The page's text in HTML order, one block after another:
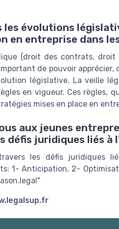
les évolutions
en entreprise dans
(droit des contrats,
de pouvoir
législative. La veille
en vigueur. Ces règles,
mises en place en
aux jeunes
défis juridiques liés à
les défis juridiques
1- Anticipation, 2-